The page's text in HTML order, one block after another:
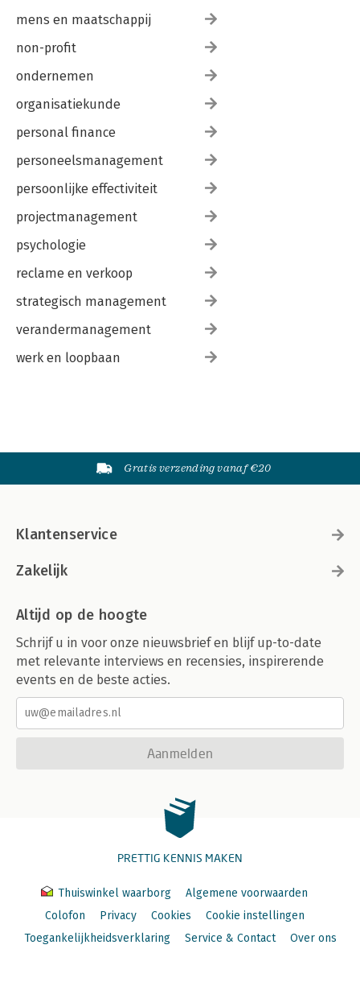
mens en maatschappij
non-profit
ondernemen
organisatiekunde
personal finance
personeelsmanagement
persoonlijke effectiviteit
projectmanagement
psychologie
reclame en verkoop
strategisch management
verandermanagement
werk en loopbaan
Gratis verzending vanaf €20
Klantenservice
Zakelijk
Altijd op de hoogte
Schrijf u in voor onze nieuwsbrief en blijf up-to-date
met relevante interviews en recensies, inspirerende
events en de beste acties.
Aanmelden
PRETTIG KENNIS MAKEN
Thuiswinkel waarborg
Algemene voorwaarden
Colofon
Privacy Cookies
Cookie instellingen
Toegankelijkheidsverklaring
Service & Contact Over ons